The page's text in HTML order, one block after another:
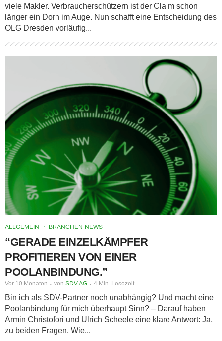
viele Makler. Verbraucherschützern ist der Claim schon
länger ein Dorn im Auge. Nun schafft eine Entscheidung des
OLG Dresden vorläufig...
ALLGEMEIN BRANCHEN-NEWS
“GERADE EINZELKÄMPFER
PROFITIEREN VON EINER
POOLANBINDUNG.”
Vor 10 Monaten von SDV AG 4 Min. Lesezeit
Bin ich als SDV-Partner noch unabhängig? Und macht eine
Poolanbindung für mich überhaupt Sinn? – Darauf haben
Armin Christofori und Ulrich Scheele eine klare Antwort: Ja,
zu beiden Fragen. Wie...